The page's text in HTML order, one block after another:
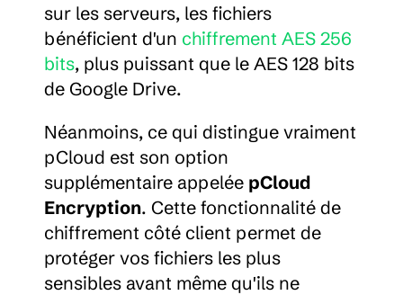
sur les serveurs, les fichiers
bénéficient d'un chiffrement AES 256
bits, plus puissant que le AES 128 bits
de Google Drive.
Néanmoins, ce qui distingue vraiment
pCloud est son option
supplémentaire appelée pCloud
Encryption. Cette fonctionnalité de
chiffrement côté client permet de
protéger vos fichiers les plus
sensibles avant même qu'ils ne